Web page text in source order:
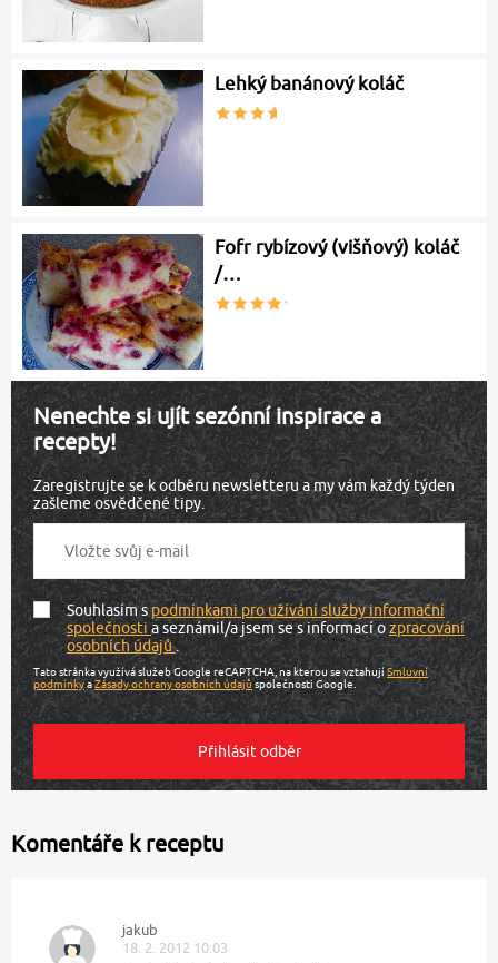
Lehký banánový koláč
Fofr rybízový (višňový) koláč
/…
Nenechte si ujít sezónní inspirace a
recepty!
Zaregistrujte se k odběru newsletteru a my vám každý týden
zašleme osvědčené tipy.
Souhlasím spodmínkami pro užívání služby informační
společnostia seznámil/a jsem se s informací ozpracování
osobních údajů.
Tato stránka využívá služeb Google reCAPTCHA, na kterou se vztahujíSmluvní
podmínkyaZásady ochrany osobních údajů společnosti Google.
Komentáře k receptu
jakub
18. 2. 2012 10:03